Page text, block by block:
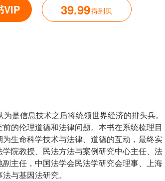
VIP 39.99得到贝
是信息技术之后将统领世界经济的排头兵。
的伦理道德和法律问题。本书在系统梳理目
生命科学技术与法律、道德的互动，最终实
院教授、民法方法与案例研究中心主任、法
主任，中国法学会民法学研究会理事、上海
与基因法研究。